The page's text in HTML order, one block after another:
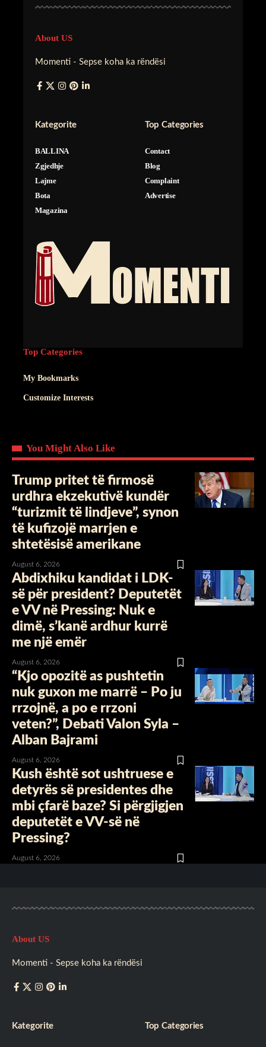
About US
Momenti - Sepse koha ka rëndësi
Kategorite
BALLINA
Zgjedhje
Lajme
Bota
Magazina
Top Categories
Contact
Blog
Complaint
Advertise
Top Categories
My Bookmarks
Customize Interests
You Might Also Like
Trump pritet të firmosë
urdhra ekzekutivë kundër
“turizmit të lindjeve”, synon
të kufizojë marrjen e
shtetësisë amerikane
August 6, 2026
Abdixhiku kandidat i LDK-
së për president? Deputetët
e VV në Pressing: Nuk e
dimë, s’kanë ardhur kurrë
me një emër
August 6, 2026
“Kjo opozitë as pushtetin
nuk guxon me marrë – Po ju
rrzojnë, a po e rrzoni
veten?”, Debati Valon Syla –
Alban Bajrami
August 6, 2026
Kush është sot ushtruese e
detyrës së presidentes dhe
mbi çfarë baze? Si përgjigjen
deputetët e VV-së në
Pressing?
August 6, 2026
About US
Momenti - Sepse koha ka rëndësi
Kategorite Top Categories